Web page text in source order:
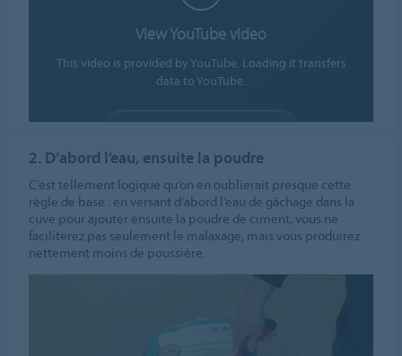
View YouTube video
This video is provided by YouTube. Loading it transfers
data to YouTube.
Cookie settings
2. D’abord l’eau, ensuite la poudre
C’est tellement logique qu’on en oublierait presque cette
règle de base : en versant d’abord l’eau de gâchage dans la
cuve pour ajouter ensuite la poudre de ciment, vous ne
faciliterez pas seulement le malaxage, mais vous produirez
nettement moins de poussière.